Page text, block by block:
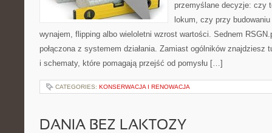
przemyślane decyzje: czy
lokum, czy przy
wynajem, flipping albo wieloletni wzrost wartości. Sednem
połączona z systemem działania. Zamiast ogólników znajdziesz
i schematy, które pomagają przejść od pomysłu […]
CATEGORIES: KONSERWACJA I RENOWACJA
DANIA BEZ LAKTOZY